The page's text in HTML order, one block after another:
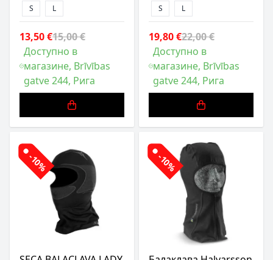
S L
13,50 €15,00 €
Доступно в
магазине, Brīvības
gatve 244, Рига
S L
19,80 €22,00 €
Доступно в
магазине, Brīvības
gatve 244, Рига
-10% -10%